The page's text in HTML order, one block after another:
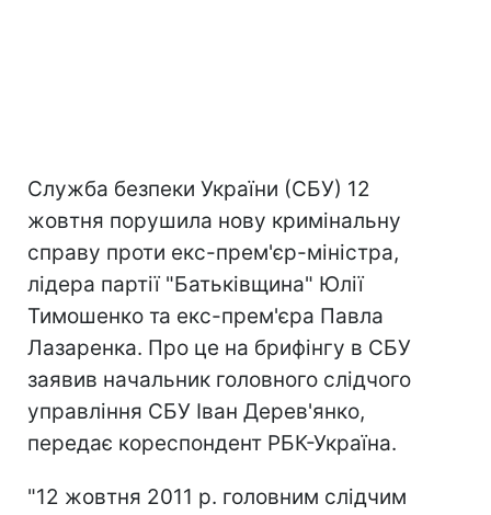
Служба безпеки України (СБУ) 12
жовтня порушила нову кримінальну
справу проти екс-прем'єр-міністра,
лідера партії "Батьківщина" Юлії
Тимошенко та екс-прем'єра Павла
Лазаренка. Про це на брифінгу в СБУ
заявив начальник головного слідчого
управління СБУ Іван Дерев'янко,
передає кореспондент РБК-Україна.
"12 жовтня 2011 р. головним слідчим